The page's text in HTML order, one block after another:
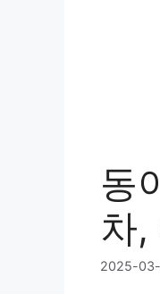
동
차,
2025-